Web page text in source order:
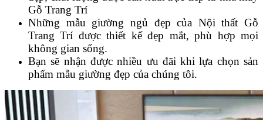
Gỗ Trang Trí
Những mẫu giường ngủ đẹp của Nội thất Gỗ
Trang Trí được thiết kế đẹp mắt, phù hợp mọi
không gian sống.
Bạn sẽ nhận được nhiều ưu đãi khi lựa chọn sản
phẩm mẫu giường đẹp của chúng tôi.